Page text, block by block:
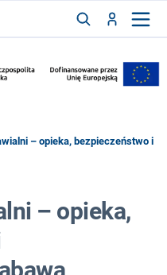
– opieka, bezpieczeństwo i
– opieka,